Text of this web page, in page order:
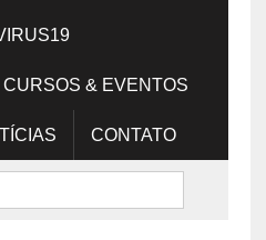
CURSOS & EVENTOS
CONTATO